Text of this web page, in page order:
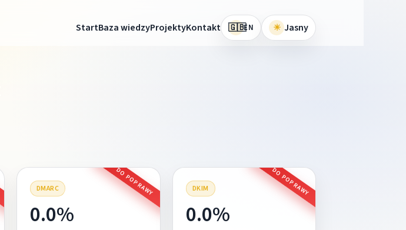
StartBaza wiedzyProjektyKontakt 🇬🇧EN ☀ Jasny
DMARC DO POPRAWY
0.0%
DKIM DO POPRAWY
0.0%